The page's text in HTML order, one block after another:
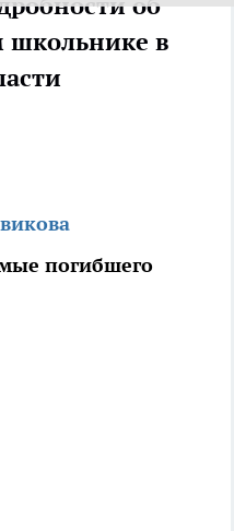
в
погибшего